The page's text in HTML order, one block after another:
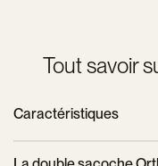
Tout savoir
Caractéristiques
Poids : 2 x 795 g